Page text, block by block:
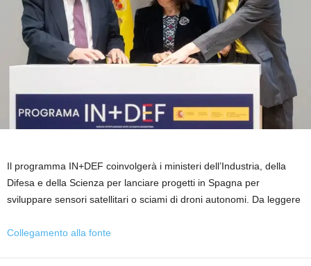
Il programma IN+DEF coinvolgerà i ministeri dell’Industria, della
Difesa e della Scienza per lanciare progetti in Spagna per
sviluppare sensori satellitari o sciami di droni autonomi. Da leggere
Collegamento alla fonte